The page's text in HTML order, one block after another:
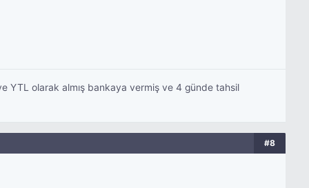
YTL olarak almış bankaya vermiş ve 4 günde tahsil
#8